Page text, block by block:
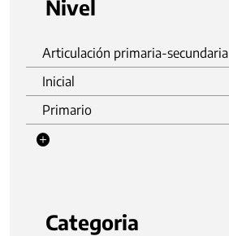
Nivel
Articulación primaria-secundaria
Inicial
Primario
Categoria